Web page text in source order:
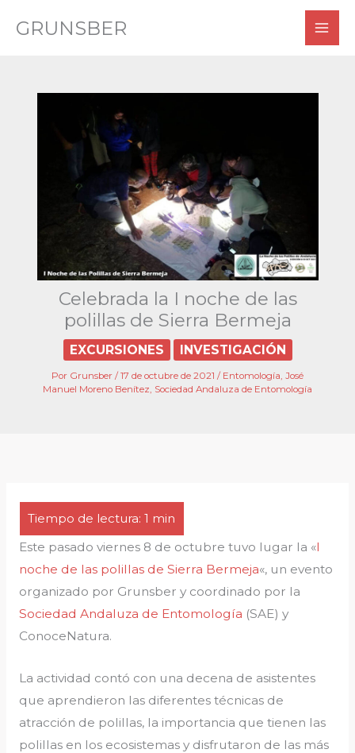
GRUNSBER
Celebrada la I noche de las
polillas de Sierra Bermeja
EXCURSIONES INVESTIGACIÓN
Por Grunsber / 17 de octubre de 2021 / Entomología, José
Manuel Moreno Benítez, Sociedad Andaluza de Entomología
Este pasado viernes 8 de octubre tuvo lugar la «I
noche de las polillas de Sierra Bermeja«, un evento
organizado por Grunsber y coordinado por la
Sociedad Andaluza de Entomología (SAE) y
ConoceNatura.
La actividad contó con una decena de asistentes
que aprendieron las diferentes técnicas de
atracción de polillas, la importancia que tienen las
polillas en los ecosistemas y disfrutaron de las más